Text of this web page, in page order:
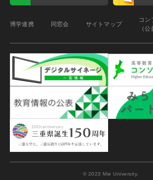
博学連携 同窓会 サイトマップ
コン
（
© 2023 Mie University.